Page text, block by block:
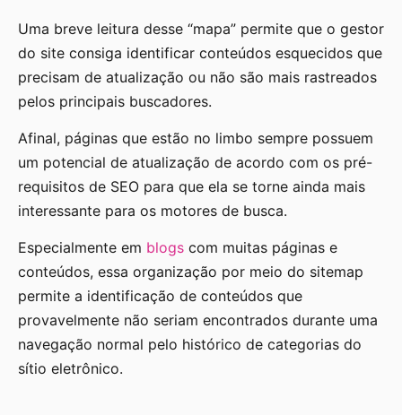
Uma breve leitura desse “mapa” permite que o gestor
do site consiga identificar conteúdos esquecidos que
precisam de atualização ou não são mais rastreados
pelos principais buscadores.
Afinal, páginas que estão no limbo sempre possuem
um potencial de atualização de acordo com os pré-
requisitos de SEO para que ela se torne ainda mais
interessante para os motores de busca.
Especialmente em blogs com muitas páginas e
conteúdos, essa organização por meio do sitemap
permite a identificação de conteúdos que
provavelmente não seriam encontrados durante uma
navegação normal pelo histórico de categorias do
sítio eletrônico.